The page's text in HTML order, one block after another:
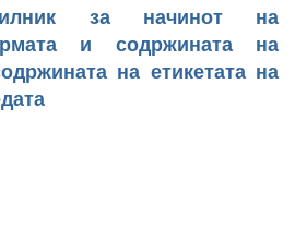
за начинот на
и содржината на
на етикетата на